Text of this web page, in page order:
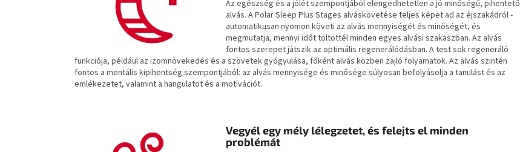
Az egészség és a jólét szempontjából elengedhetetlen a jó minőségű, pihentető
alvás. A Polar Sleep Plus Stages alváskövetése teljes képet ad az éjszakádról -
automatikusan nyomon követi az alvás mennyiségét és minőségét, és
megmutatja, mennyi időt töltöttél minden egyes alvási szakaszban. Az alvás
fontos szerepet játszik az optimális regenerálódásban. A test sok regeneráló
funkciója, például az izomnövekedés és a szövetek gyógyulása, főként alvás közben zajló folyamatok. Az alvás szintén
fontos a mentális kipihentség szempontjából: az alvás mennyisége és minősége súlyosan befolyásolja a tanulást és az
emlékezetet, valamint a hangulatot és a motivációt.
Vegyél egy mély lélegzetet, és felejts el minden
problémát